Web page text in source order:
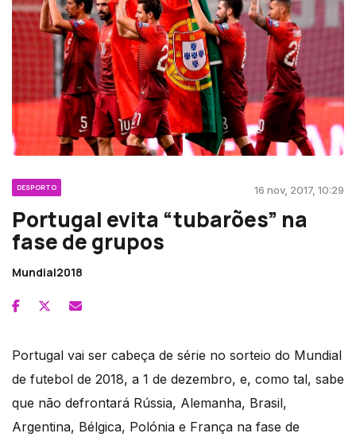
DESPORTO 16 nov, 2017, 10:29
Portugal evita “tubarões” na
fase de grupos
Mundial2018
Portugal vai ser cabeça de série no sorteio do Mundial
de futebol de 2018, a 1 de dezembro, e, como tal, sabe
que não defrontará Rússia, Alemanha, Brasil,
Argentina, Bélgica, Polónia e França na fase de